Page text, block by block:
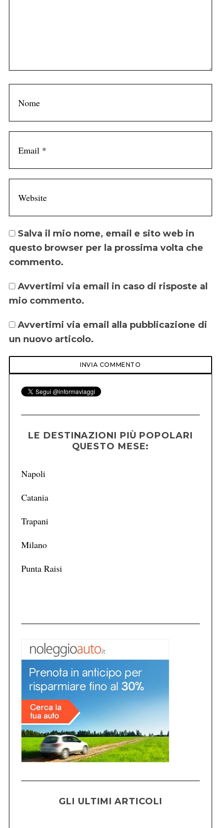
Salva il mio nome, email e sito web in
questo browser per la prossima volta che
commento.
Avvertimi via email in caso di risposte al
mio commento.
Avvertimi via email alla pubblicazione di
un nuovo articolo.
LE DESTINAZIONI PIÙ POPOLARI
QUESTO MESE:
Napoli
Catania
Trapani
Milano
Punta Raisi
GLI ULTIMI ARTICOLI